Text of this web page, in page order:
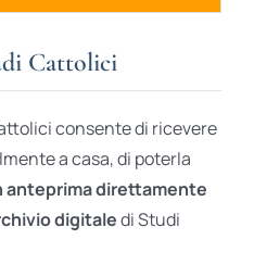
Cattolici
consente di ricevere
a casa, di poterla
direttamente
digitaledi Studi